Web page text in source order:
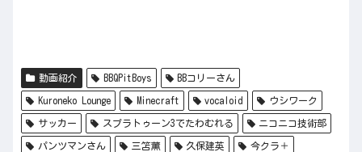
動画紹介 BBQPitBoys BBコリーさん
Kuroneko Lounge Minecraft vocaloid ウシワーク
サッカー スプラトゥーン3でたわむれる ニコニコ技術部
パンツマンさん 三笘薫 久保建英 今クラ＋